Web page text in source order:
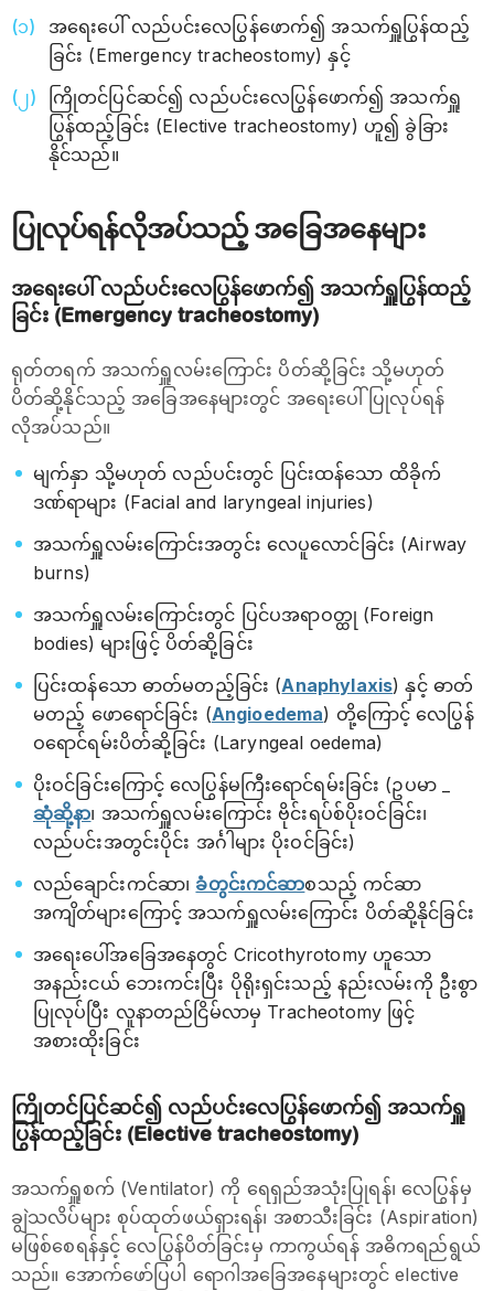
အရေးပေါ် လည်ပင်းလေပြွန်ဖောက်၍ အသက်ရှူပြွန်ထည့်
ခြင်း (Emergency tracheostomy) နှင့်
ကြိုတင်ပြင်ဆင်၍ လည်ပင်းလေပြွန်ဖောက်၍ အသက်ရှူ
ပြွန်ထည့်ခြင်း (Elective tracheostomy) ဟူ၍ ခွဲခြား
နိုင်သည်။
ပြုလုပ်ရန်လိုအပ်သည့် အခြေအနေများ
အရေးပေါ် လည်ပင်းလေပြွန်ဖောက်၍ အသက်ရှူပြွန်ထည့်
ခြင်း (Emergency tracheostomy)
ရုတ်တရက် အသက်ရှူလမ်းကြောင်း ပိတ်ဆို့ခြင်း သို့မဟုတ်
ပိတ်ဆို့နိုင်သည့် အခြေအနေများတွင် အရေးပေါ် ပြုလုပ်ရန်
လိုအပ်သည်။
မျက်နှာ သို့မဟုတ် လည်ပင်းတွင် ပြင်းထန်သော ထိခိုက်
ဒဏ်ရာများ (Facial and laryngeal injuries)
အသက်ရှူလမ်းကြောင်းအတွင်း လေပူလောင်ခြင်း (Airway
burns)
အသက်ရှူလမ်းကြောင်းတွင် ပြင်ပအရာဝတ္ထု (Foreign
bodies) များဖြင့် ပိတ်ဆို့ခြင်း
ပြင်းထန်သော ဓာတ်မတည့်ခြင်း (Anaphylaxis) နှင့် ဓာတ်
မတည့် ဖောရောင်ခြင်း (Angioedema) တို့ကြောင့် လေပြွန်
ဝရောင်ရမ်းပိတ်ဆို့ခြင်း (Laryngeal oedema)
ပိုးဝင်ခြင်းကြောင့် လေပြွန်မကြီးရောင်ရမ်းခြင်း (ဥပမာ _
ဆုံဆို့နာ၊ အသက်ရှူလမ်းကြောင်း ဗိုင်းရပ်စ်ပိုးဝင်ခြင်း၊
လည်ပင်းအတွင်းပိုင်း အင်္ဂါများ ပိုးဝင်ခြင်း)
လည်ချောင်းကင်ဆာ၊ ခံတွင်းကင်ဆာစသည့် ကင်ဆာ
အကျိတ်များကြောင့် အသက်ရှူလမ်းကြောင်း ပိတ်ဆို့နိုင်ခြင်း
အရေးပေါ်အခြေအနေတွင် Cricothyrotomy ဟူသော
အနည်းငယ် ဘေးကင်းပြီး ပိုရိုးရှင်းသည့် နည်းလမ်းကို ဦးစွာ
ပြုလုပ်ပြီး လူနာတည်ငြိမ်လာမှ Tracheotomy ဖြင့်
အစားထိုးခြင်း
ကြိုတင်ပြင်ဆင်၍ လည်ပင်းလေပြွန်ဖောက်၍ အသက်ရှူ
ပြွန်ထည့်ခြင်း (Elective tracheostomy)
အသက်ရှူစက် (Ventilator) ကို ရေရှည်အသုံးပြုရန်၊ လေပြွန်မှ
ချွဲသလိပ်များ စုပ်ထုတ်ဖယ်ရှားရန်၊ အစာသီးခြင်း (Aspiration)
မဖြစ်စေရန်နှင့် လေပြွန်ပိတ်ခြင်းမှ ကာကွယ်ရန် အဓိကရည်ရွယ်
သည်။ အောက်ဖော်ပြပါ ရောဂါအခြေအနေများတွင် elective